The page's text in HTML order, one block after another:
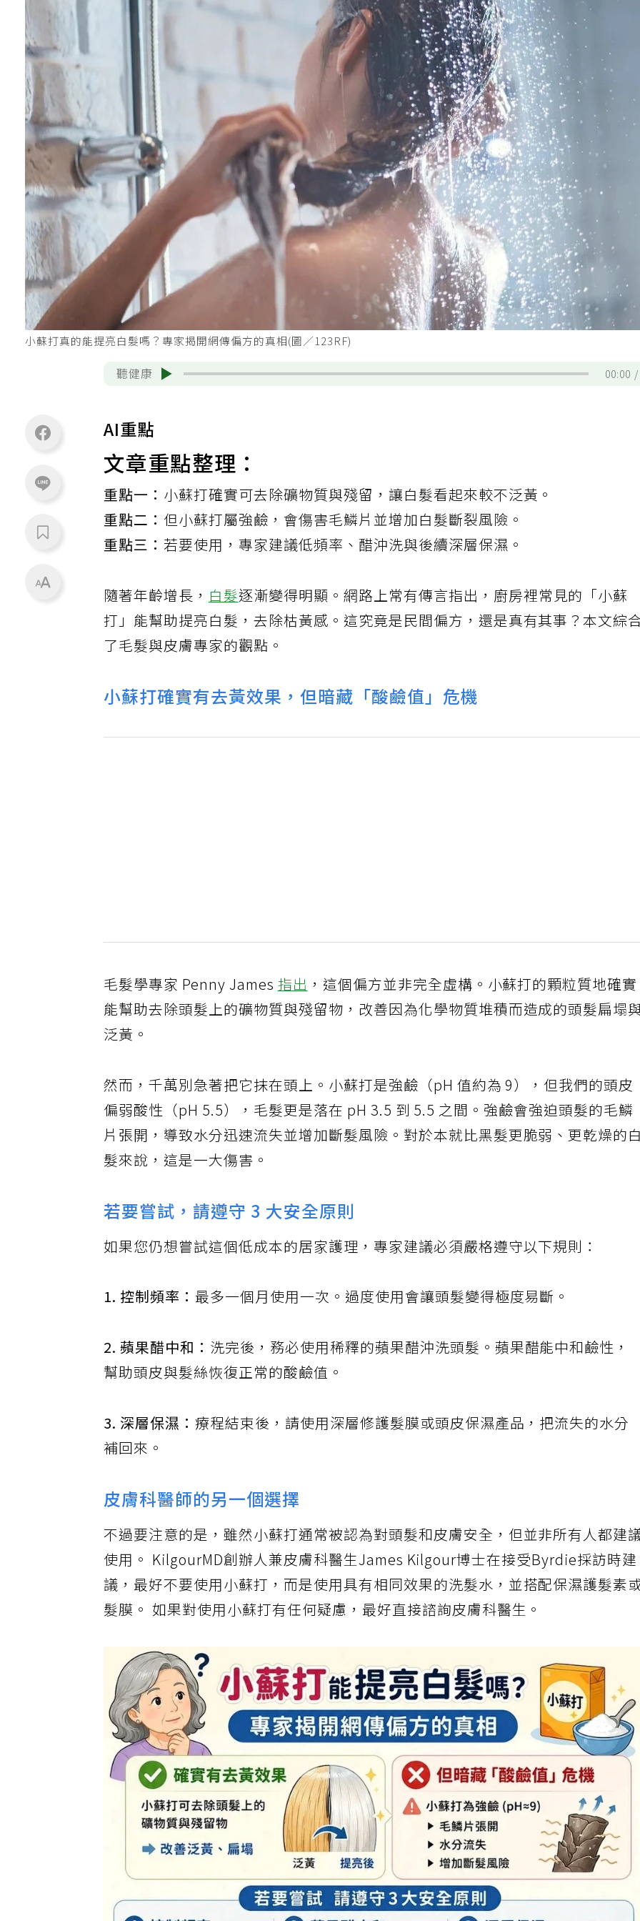
小蘇打真的能提亮白髮嗎？專家揭開網傳偏方的真相(圖／123RF)
聽健康 00:00
AI重點
文章重點整理：
重點一： 小蘇打確實可去除礦物質與殘留，讓白髮看起來較不泛黃。
重點二： 但小蘇打屬強鹼，會傷害毛鱗片並增加白髮斷裂風險。
重點三： 若要使用，專家建議低頻率、醋沖洗與後續深層保濕。
隨著年齡增長，白髮逐漸變得明顯。網路上常有傳言指出，廚房裡常見的「小蘇
打」能幫助提亮白髮，去除枯黃感。這究竟是民間偏方，還是真有其事？本文綜
了毛髮與皮膚專家的觀點。
小蘇打確實有去黃效果，但暗藏「酸鹼值」危機
毛髮學專家 Penny James指出 ，這個偏方並非完全虛構。小蘇打的顆粒質地確實
能幫助去除頭髮上的礦物質與殘留物，改善因為化學物質堆積而造成的頭髮扁塌
泛黃。
然而，千萬別急著把它抹在頭上。小蘇打是強鹼（pH 值約為 9），但我們的頭皮
偏弱酸性（pH 5.5），毛髮更是落在 pH 3.5 到 5.5 之間。強鹼會強迫頭髮的毛鱗
片張開，導致水分迅速流失並增加斷髮風險。對於本就比黑髮更脆弱、更乾燥的白
髮來說，這是一大傷害。
若要嘗試，請遵守 3 大安全原則
如果您仍想嘗試這個低成本的居家護理，專家建議必須嚴格遵守以下規則：
1. 控制頻率：最多一個月使用一次。過度使用會讓頭髮變得極度易斷。
2. 蘋果醋中和： 洗完後，務必使用稀釋的蘋果醋沖洗頭髮。蘋果醋能中和鹼性，
幫助頭皮與髮絲恢復正常的酸鹼值。
3. 深層保濕：療程結束後，請使用深層修護髮膜或頭皮保濕產品，把流失的水分
補回來。
皮膚科醫師的另一個選擇
不過要注意的是，雖然小蘇打通常被認為對頭髮和皮膚安全，但並非所有人都建
使用。 KilgourMD創辦人兼皮膚科醫生James Kilgour博士在接受Byrdie採訪時建
議，最好不要使用小蘇打，而是使用具有相同效果的洗髮水，並搭配保濕護髮素
髮膜。 如果對使用小蘇打有任何疑慮，最好直接諮詢皮膚科醫生。